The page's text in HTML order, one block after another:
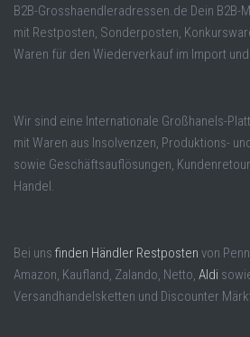
B2B-Grosshaendleradressen.de Dein B2B-
mit Restposten, Sonderposten,
Waren für den Wiederverkauf im Import
Wir sind eine Internationale Großhanels-
mit Waren aus Insolvenzen, Produktions-
sowie Geschäftsauflösungen,
Handel.
Bei uns finden Händler Restposten von
Amazon, Kaufland, Zalando, Netto, Aldi
Versandhandelsketten und Discounter